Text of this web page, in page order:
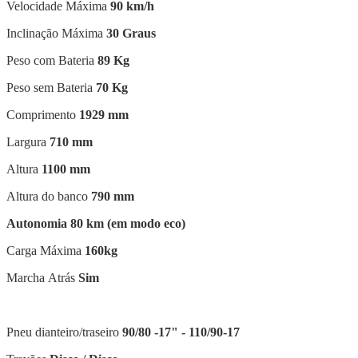
Velocidade Máxima 90 km/h
Inclinação Máxima 30 Graus
Peso com Bateria 89 Kg
Peso sem Bateria 70 Kg
Comprimento 1929 mm
Largura 710 mm
Altura 1100 mm
Altura do banco 790 mm
Autonomia 80 km (em modo eco)
Carga Máxima 160kg
Marcha Atrás Sim
Pneu dianteiro/traseiro 90/80 -17" - 110/90-17